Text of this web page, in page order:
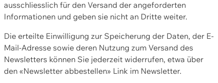
ausschliesslich für den Versand der angeforderten
Informationen und geben sie nicht an Dritte weiter.
Die erteilte Einwilligung zur Speicherung der Daten, der E-
Mail-Adresse sowie deren Nutzung zum Versand des
Newsletters können Sie jederzeit widerrufen, etwa über
den «Newsletter abbestellen» Link im Newsletter.